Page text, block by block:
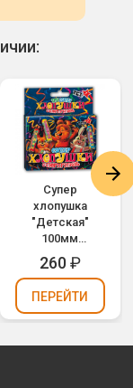
Супер
хлопушка
"Детская"
100мм
конфетти,
сюрприз ТР107
(упаковка 3 шт.)
260₽
ПЕРЕЙТИ